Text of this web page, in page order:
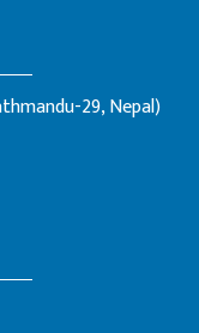
29, Nepal)